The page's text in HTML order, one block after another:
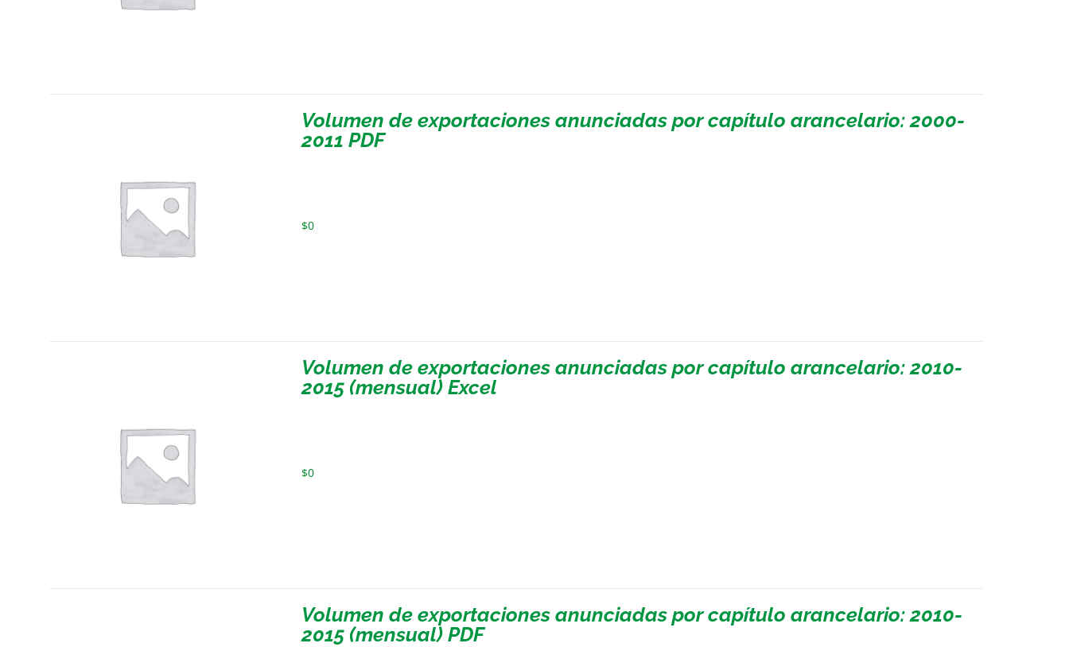
Volumen de exportaciones anunciadas por capítulo arancelario: 2000-
2011 PDF
$0
Volumen de exportaciones anunciadas por capítulo arancelario: 2010-
2015 (mensual) Excel
$0
Volumen de exportaciones anunciadas por capítulo arancelario: 2010-
2015 (mensual) PDF